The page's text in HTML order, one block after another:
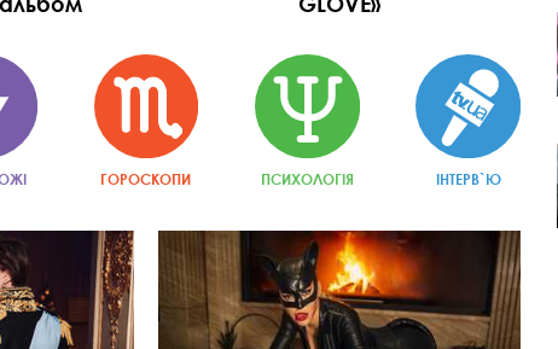
ГОРОСКОПИ ПСИХОЛОГІЯ ІНТЕРВ`Ю